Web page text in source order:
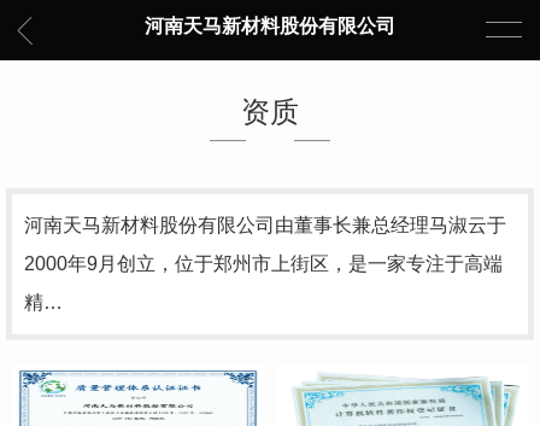
河南天马新材料股份有限公司
资质
河南天马新材料股份有限公司由董事长兼总经理马淑云于
2000年9月创立，位于郑州市上街区，是一家专注于高端
精…